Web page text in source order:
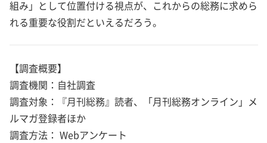
組み」として位置付ける視点が、これからの総務に求めら
れる重要な役割だといえるだろう。
【調査概要】
調査機関：自社調査
調査対象：『月刊総務』読者、「月刊総務オンライン」メ
ルマガ登録者ほか
調査方法： Webアンケート